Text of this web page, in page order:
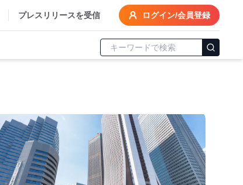
プレスリリースを受信 ログイン/会員登録